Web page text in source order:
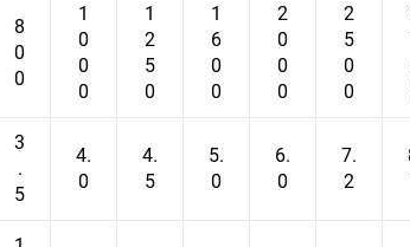
8
0
0
1
0
0
0
1
2
5
0
1
6
0
0
2
0
0
0
2
5
0
0
3
.
5
4.
0
4.
5
5.
0
6.
0
7.
2